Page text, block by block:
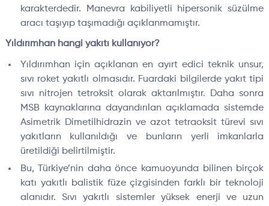
karakterdedir. Manevra kabiliyetli hipersonik süzülme
aracı taşıyıp taşımadığı açıklanmamıştır.
Yıldırımhan hangi yakıtı kullanıyor?
Yıldırımhan için açıklanan en ayırt edici teknik unsur,
sıvı roket yakıtlı olmasıdır. Fuardaki bilgilerde yakıt tipi
sıvı nitrojen tetroksit olarak aktarılmıştır. Daha sonra
MSB kaynaklarına dayandırılan açıklamada sistemde
Asimetrik Dimetilhidrazin ve azot tetraoksit türevi sıvı
yakıtların kullanıldığı ve bunların yerli imkanlarla
üretildiği belirtilmiştir.
Bu, Türkiye’nin daha önce kamuoyunda bilinen birçok
katı yakıtlı balistik füze çizgisinden farklı bir teknoloji
alanıdır. Sıvı yakıtlı sistemler yüksek enerji ve uzun